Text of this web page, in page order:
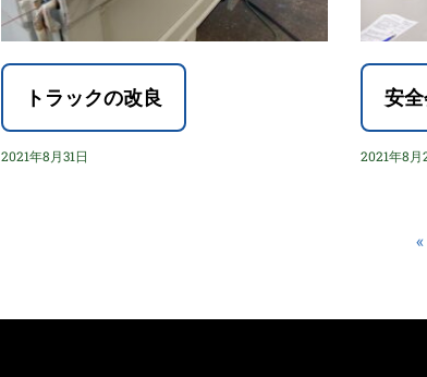
トラックの改良
2021年8月31日
安
2021年8月